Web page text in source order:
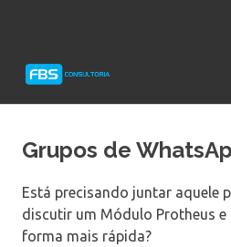
Protheus
Grupos de
Está precisando juntar aquele
discutir um Módulo Protheus e
forma mais rápida?